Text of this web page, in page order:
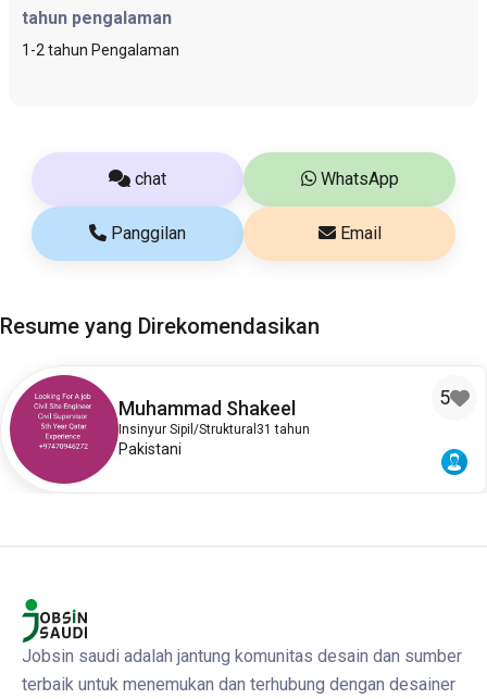
tahun pengalaman
1-2 tahun Pengalaman
chat WhatsApp
Panggilan Email
Resume yang Direkomendasikan
Muhammad Shakeel
Insinyur Sipil/Struktural 31 tahun
Pakistani
5
Jobsin saudi adalah jantung komunitas desain dan sumber
terbaik untuk menemukan dan terhubung dengan desainer